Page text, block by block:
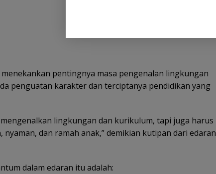
pentingnya masa pengenalan lingkungan
penguatan karakter dan terciptanya pendidikan yang
lingkungan dan kurikulum, tapi juga harus
nyaman, dan ramah anak,” demikian kutipan dari edaran
dalam edaran itu adalah: